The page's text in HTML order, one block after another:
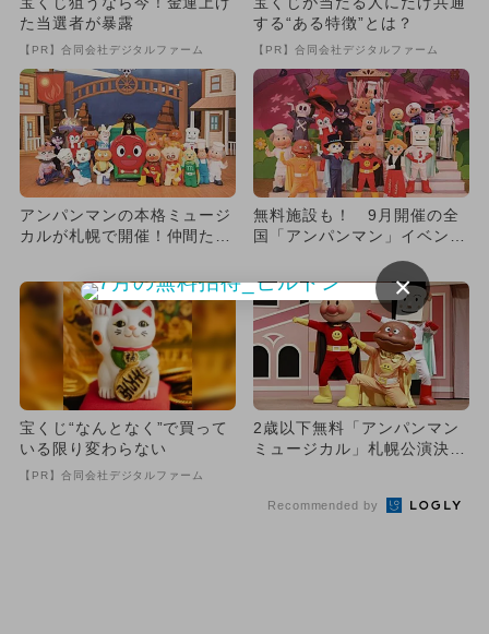
た当選者が暴露
【PR】合同会社デジタルファーム
する“ある特徴”とは？
【PR】合同会社デジタルファーム
アンパンマンの本格ミュージ
カルが札幌で開催！仲間たち
無料施設も！ 9月開催の全
国「アンパンマン」イベント
宝くじ“なんとなく”で買って
いる限り変わらない
【PR】合同会社デジタルファーム
2歳以下無料「アンパンマン
ミュージカル」札幌公演決
Recommended by
×